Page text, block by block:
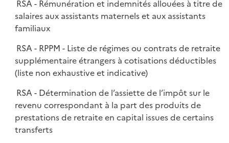
RSA - Rémunération et indemnités allouées à titre de
salaires aux assistants maternels et aux assistants
familiaux
RSA - RPPM - Liste de régimes ou contrats de retraite
supplémentaire étrangers à cotisations déductibles
(liste non exhaustive et indicative)
RSA - Détermination de l’assiette de l’impôt sur le
revenu correspondant à la part des produits de
prestations de retraite en capital issues de certains
transferts